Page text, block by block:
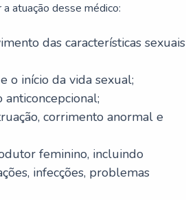
atuação desse médico:
das características sexuais
o início da vida sexual;
corrimento anormal e
feminino, incluindo
infecções, problemas